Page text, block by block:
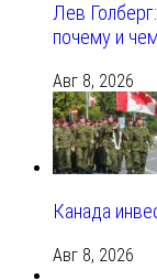
Лев
почему и
Авг 8, 2026
Канада
Авг 8, 2026